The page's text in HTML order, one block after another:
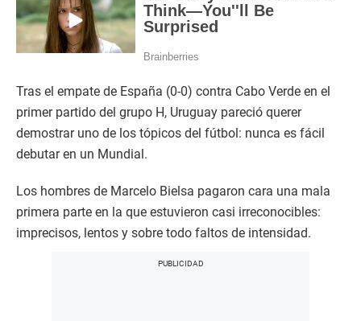
Tras el empate de España (0-0) contra Cabo Verde en el
primer partido del grupo H, Uruguay pareció querer
demostrar uno de los tópicos del fútbol: nunca es fácil
debutar en un Mundial.
Los hombres de Marcelo Bielsa pagaron cara una mala
primera parte en la que estuvieron casi irreconocibles:
imprecisos, lentos y sobre todo faltos de intensidad.